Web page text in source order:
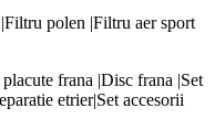
polen |Filtru aer sport
frana |Disc frana |Set
etrier|Set accesorii